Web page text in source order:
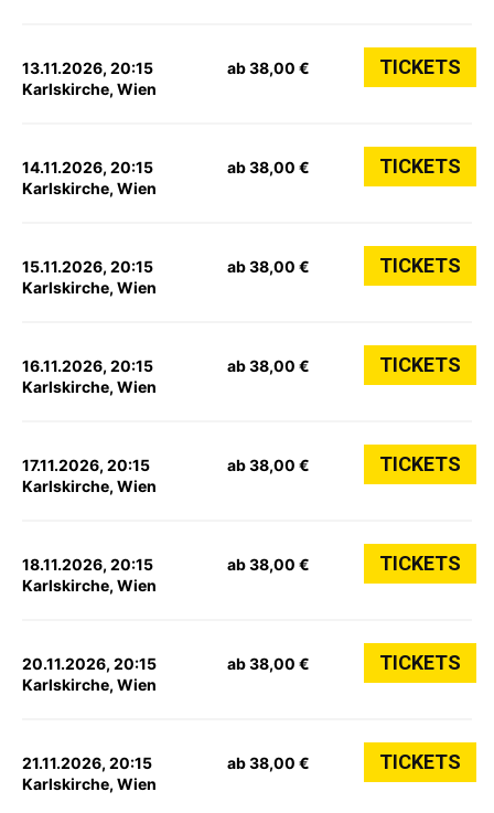
13.11.2026, 20:15
Karlskirche, Wien
ab 38,00 € TICKETS
14.11.2026, 20:15
Karlskirche, Wien
ab 38,00 € TICKETS
15.11.2026, 20:15
Karlskirche, Wien
ab 38,00 € TICKETS
16.11.2026, 20:15
Karlskirche, Wien
ab 38,00 € TICKETS
17.11.2026, 20:15
Karlskirche, Wien
ab 38,00 € TICKETS
18.11.2026, 20:15
Karlskirche, Wien
ab 38,00 € TICKETS
20.11.2026, 20:15
Karlskirche, Wien
ab 38,00 € TICKETS
21.11.2026, 20:15
Karlskirche, Wien
ab 38,00 € TICKETS